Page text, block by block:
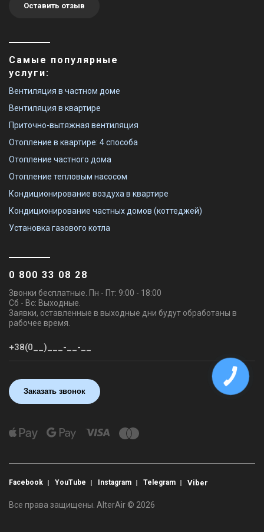
Оставить отзыв
Самые популярные
услуги:
Вентиляция в частном доме
Вентиляция в квартире
Приточно-вытяжная вентиляция
Отопление в квартире: 4 способа
Отопление частного дома
Отопление тепловым насосом
Кондиционирование воздуха в квартире
Кондиционирование частных домов (коттеджей)
Установка газового котла
0 800 33 08 28
Звонки бесплатные. Пн - Пт: 9:00 - 18:00
Сб - Вс: Выходные.
Заявки, оставленные в выходные дни будут обработаны в
рабочее время.
Заказать звонок
Facebook YouTube Instagram Telegram Viber
Все права защищены. AlterAir © 2026
КНОПКА
ЗВ'ЯЗКУ